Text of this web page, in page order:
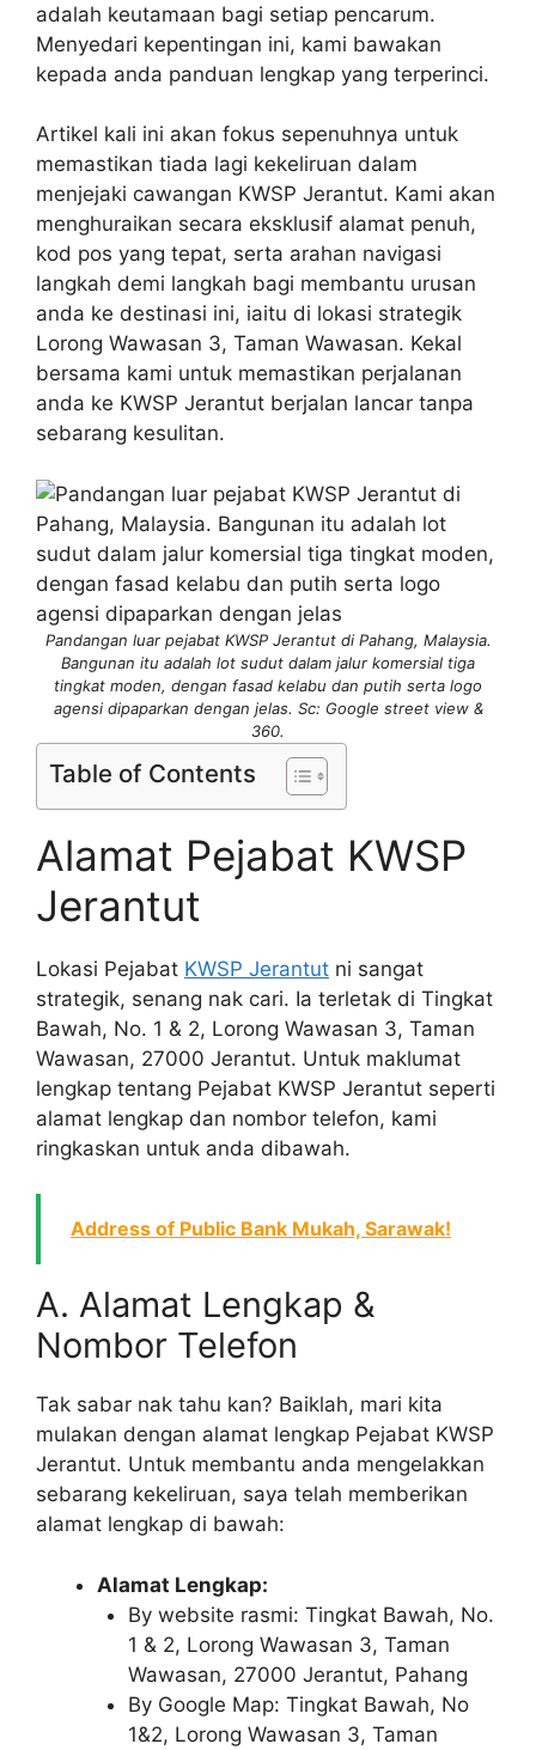
adalah keutamaan bagi setiap pencarum.
Menyedari kepentingan ini, kami bawakan
kepada anda panduan lengkap yang terperinci.
Artikel kali ini akan fokus sepenuhnya untuk
memastikan tiada lagi kekeliruan dalam
menjejaki cawangan KWSP Jerantut. Kami akan
menghuraikan secara eksklusif alamat penuh,
kod pos yang tepat, serta arahan navigasi
langkah demi langkah bagi membantu urusan
anda ke destinasi ini, iaitu di lokasi strategik
Lorong Wawasan 3, Taman Wawasan. Kekal
bersama kami untuk memastikan perjalanan
anda ke KWSP Jerantut berjalan lancar tanpa
sebarang kesulitan.
Pandangan luar pejabat KWSP Jerantut di Pahang, Malaysia.
Bangunan itu adalah lot sudut dalam jalur komersial tiga
tingkat moden, dengan fasad kelabu dan putih serta logo
agensi dipaparkan dengan jelas. Sc: Google street view &
360.
Table of Contents
Alamat Pejabat KWSP
Jerantut
Lokasi Pejabat KWSP Jerantut ni sangat
strategik, senang nak cari. Ia terletak di Tingkat
Bawah, No. 1 & 2, Lorong Wawasan 3, Taman
Wawasan, 27000 Jerantut. Untuk maklumat
lengkap tentang Pejabat KWSP Jerantut seperti
alamat lengkap dan nombor telefon, kami
ringkaskan untuk anda dibawah.
Address of Public Bank Mukah, Sarawak!
A. Alamat Lengkap &
Nombor Telefon
Tak sabar nak tahu kan? Baiklah, mari kita
mulakan dengan alamat lengkap Pejabat KWSP
Jerantut. Untuk membantu anda mengelakkan
sebarang kekeliruan, saya telah memberikan
alamat lengkap di bawah:
Alamat Lengkap:
By website rasmi: Tingkat Bawah, No.
1 & 2, Lorong Wawasan 3, Taman
Wawasan, 27000 Jerantut, Pahang
By Google Map: Tingkat Bawah, No
1&2, Lorong Wawasan 3, Taman